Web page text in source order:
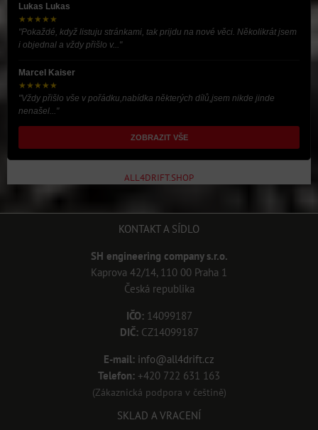
Lukas Lukas
★★★★★
"Pokaždé, když listuju stránkami, tak prijdu na nové věci. Několikrát jsem
i objednal a vždy přišlo v..."
Marcel Kaiser
★★★★★
"Vždy přišlo vše v pořádku,nabídka některých dílů,jsem nikde jinde
nenašel..."
ZOBRAZIT VŠE
ALL4DRIFT.SHOP
KONTAKT A SÍDLO
SH engineering company s.r.o.
Kaprova 42/14, 110 00 Praha 1
Česká republika
IČO:14099187
DIČ:CZ14099187
E-mail: info@all4drift.cz
Telefon: +420 722 631 163
(Zákaznická podpora v češtině)
SKLAD A VRACENÍ